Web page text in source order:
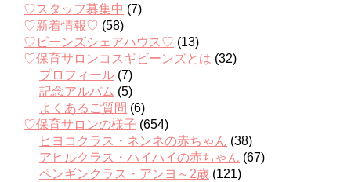
♡スタッフ募集中 (7)
♡新着情報♡ (58)
♡ビーンズシェアハウス♡ (13)
♡保育サロンコスギビーンズとは (32)
プロフィール (7)
記念アルバム (5)
よくあるご質問 (6)
♡保育サロンの様子 (654)
ヒヨコクラス・ネンネの赤ちゃん (38)
アヒルクラス・ハイハイの赤ちゃん (67)
ペンギンクラス・アンヨ～2歳 (121)